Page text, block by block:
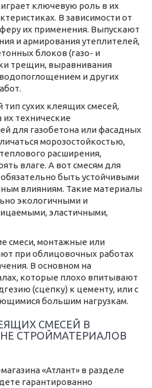
ключевую роль в их
В зависимости от
их применения. Выпускают
и армирования утеплителей,
блоков (газо- и
трещин, выравнивания
и других
сухих клеящих смесей,
технические
для газобетона или фасадных
морозостойкостью,
расширения,
влаге. А вот смесям для
быть устойчивыми
влияниям. Такие материалы
экологичными и
эластичными,
смеси, монтажные или
при облицовочных работах
В основном на
которые плохо впитывают
(сцепку) к цементу, или с
большим нагрузкам.
СМЕСЕЙ В
СТРОЙМАТЕРИАЛОВ
«Атлант» в разделе
гарантированно